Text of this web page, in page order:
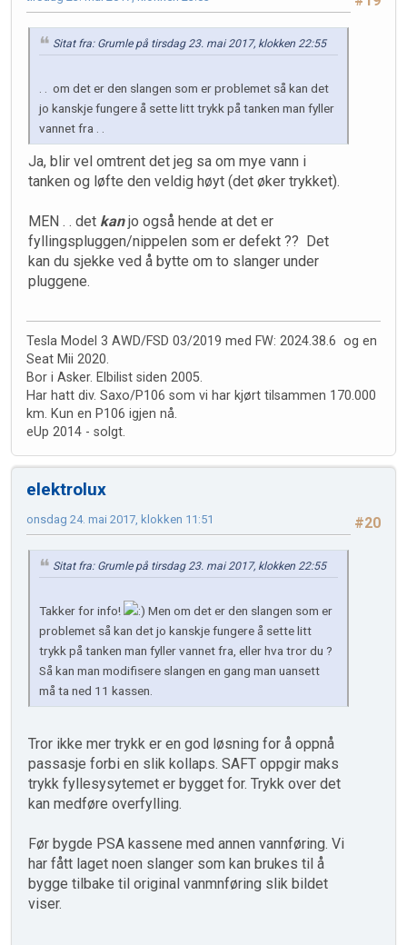
Sitat fra: Grumle på tirsdag 23. mai 2017, klokken 22:55
. . om det er den slangen som er problemet så kan det
jo kanskje fungere å sette litt trykk på tanken man fyller
vannet fra . .
Ja, blir vel omtrent det jeg sa om mye vann i
tanken og løfte den veldig høyt (det øker trykket).
MEN . . det kanjo også hende at det er
fyllingspluggen/nippelen som er defekt ?? Det
kan du sjekke ved å bytte om to slanger under
pluggene.
Tesla Model 3 AWD/FSD 03/2019 med FW: 2024.38.6 og en
Seat Mii 2020.
Bor i Asker. Elbilist siden 2005.
Har hatt div. Saxo/P106 som vi har kjørt tilsammen 170.000
km. Kun en P106 igjen nå.
eUp 2014 - solgt.
elektrolux
#20
onsdag 24. mai 2017, klokken 11:51
Sitat fra: Grumle på tirsdag 23. mai 2017, klokken 22:55
Takker for info!
Men om det er den slangen som er
problemet så kan det jo kanskje fungere å sette litt
trykk på tanken man fyller vannet fra, eller hva tror du ?
Så kan man modifisere slangen en gang man uansett
må ta ned 11 kassen.
Tror ikke mer trykk er en god løsning for å oppnå
passasje forbi en slik kollaps. SAFT oppgir maks
trykk fyllesysytemet er bygget for. Trykk over det
kan medføre overfylling.
Før bygde PSA kassene med annen vannføring. Vi
har fått laget noen slanger som kan brukes til å
bygge tilbake til original vanmnføring slik bildet
viser.